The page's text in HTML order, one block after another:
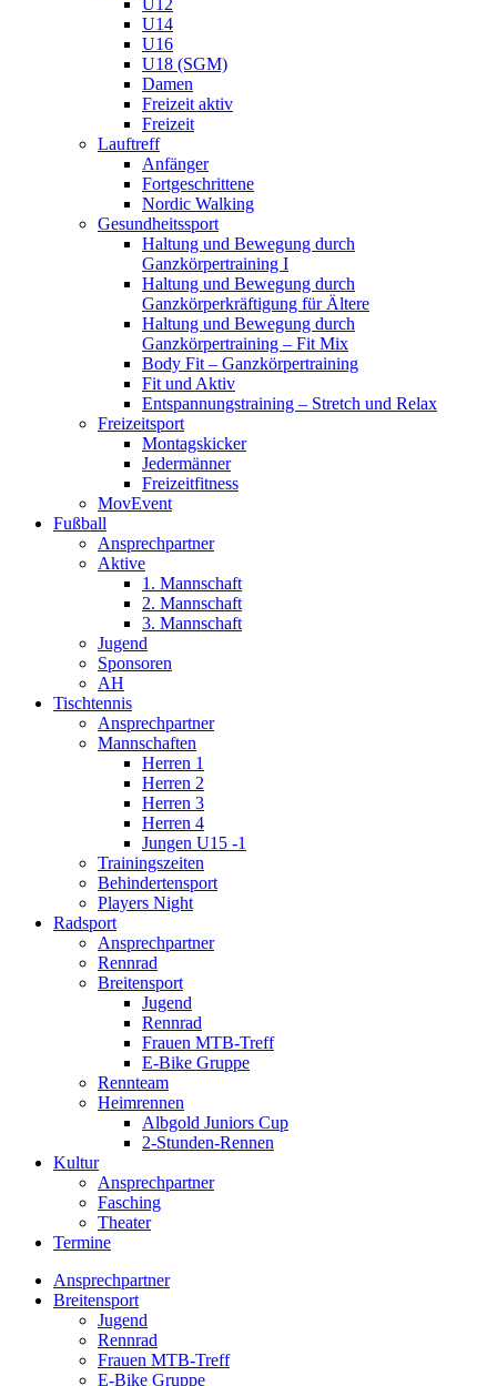
U12
U14
U16
U18 (SGM)
Damen
Freizeit aktiv
Freizeit
Lauftreff
Anfänger
Fortgeschrittene
Nordic Walking
Gesundheitssport
Haltung und Bewegung durch
Ganzkörpertraining I
Haltung und Bewegung durch
Ganzkörperkräftigung für Ältere
Haltung und Bewegung durch
Ganzkörpertraining – Fit Mix
Body Fit – Ganzkörpertraining
Fit und Aktiv
Entspannungstraining – Stretch und Relax
Freizeitsport
Montagskicker
Jedermänner
Freizeitfitness
MovEvent
Fußball
Ansprechpartner
Aktive
1. Mannschaft
2. Mannschaft
3. Mannschaft
Jugend
Sponsoren
AH
Tischtennis
Ansprechpartner
Mannschaften
Herren 1
Herren 2
Herren 3
Herren 4
Jungen U15 -1
Trainingszeiten
Behindertensport
Players Night
Radsport
Ansprechpartner
Rennrad
Breitensport
Jugend
Rennrad
Frauen MTB-Treff
E-Bike Gruppe
Rennteam
Heimrennen
Albgold Juniors Cup
2-Stunden-Rennen
Kultur
Ansprechpartner
Fasching
Theater
Termine
Ansprechpartner
Breitensport
Jugend
Rennrad
Frauen MTB-Treff
E-Bike Gruppe